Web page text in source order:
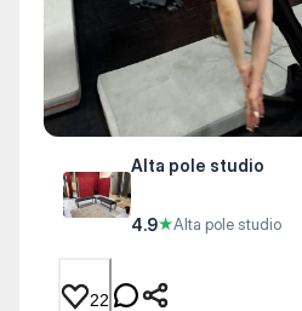
Alta pole studio
4.9★Alta pole studio
22